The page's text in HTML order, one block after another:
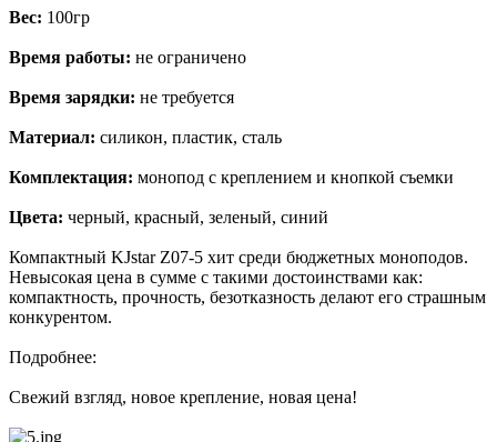
Вес: 100гр
Время работы: не ограничено
Время зарядки: не требуется
Материал: силикон, пластик, сталь
Комплектация: монопод с креплением и кнопкой съемки
Цвета: черный, красный, зеленый, синий
Компактный KJstar Z07-5 хит среди бюджетных моноподов.
Невысокая цена в сумме с такими достоинствами как:
компактность, прочность, безотказность делают его страшным
конкурентом.
Подробнее:
Свежий взгляд, новое крепление, новая цена!